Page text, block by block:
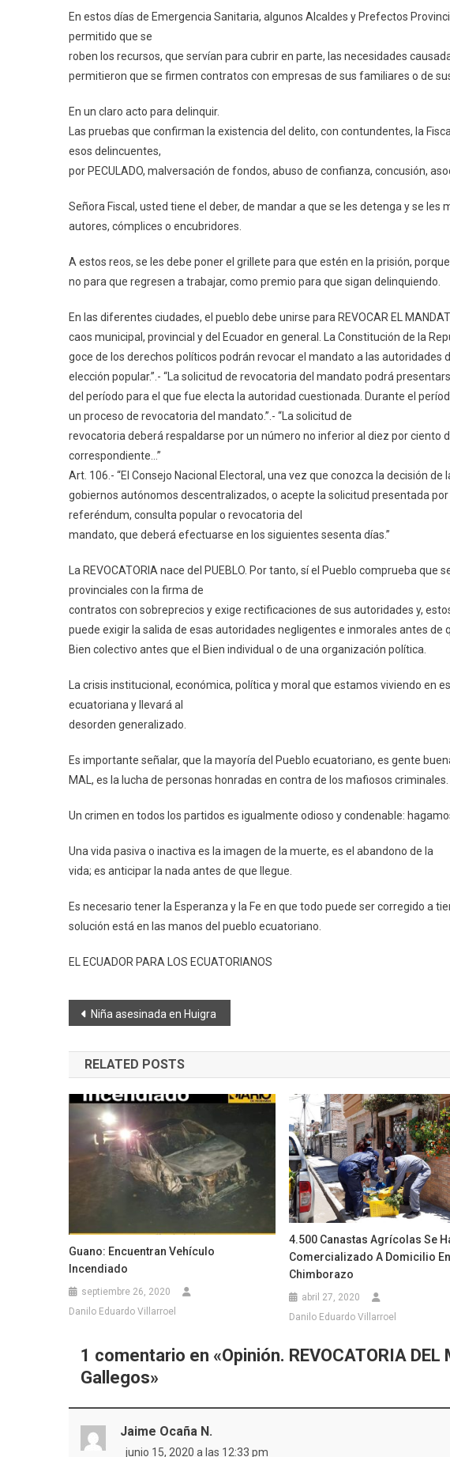
En estos días de Emergencia Sanitaria, algunos Alcaldes y Prefectos
permitido que se
roben los recursos, que servían para cubrir en parte, las necesidades
permitieron que se firmen contratos con empresas de sus familiares o de
En un claro acto para delinquir.
Las pruebas que confirman la existencia del delito, con contundentes, la
esos delincuentes,
por PECULADO, malversación de fondos, abuso de confianza, concusión,
Señora Fiscal, usted tiene el deber, de mandar a que se les detenga y se les
autores, cómplices o encubridores.
A estos reos, se les debe poner el grillete para que estén en la prisión,
no para que regresen a trabajar, como premio para que sigan delinquiendo.
En las diferentes ciudades, el pueblo debe unirse para REVOCAR EL
caos municipal, provincial y del Ecuador en general. La Constitución de la
goce de los derechos políticos podrán revocar el mandato a las autoridades
elección popular.”.- “La solicitud de revocatoria del mandato podrá
del período para el que fue electa la autoridad cuestionada. Durante el
un proceso de revocatoria del mandato.”.- “La solicitud de
revocatoria deberá respaldarse por un número no inferior al diez por ciento
correspondiente…”
Art. 106.- “El Consejo Nacional Electoral, una vez que conozca la decisión
gobiernos autónomos descentralizados, o acepte la solicitud presentada
referéndum, consulta popular o revocatoria del
mandato, que deberá efectuarse en los siguientes sesenta días.”
La REVOCATORIA nace del PUEBLO. Por tanto, sí el Pueblo comprueba
provinciales con la firma de
contratos con sobreprecios y exige rectificaciones de sus autoridades y,
puede exigir la salida de esas autoridades negligentes e inmorales antes de
Bien colectivo antes que el Bien individual o de una organización política.
La crisis institucional, económica, política y moral que estamos viviendo en
ecuatoriana y llevará al
desorden generalizado.
Es importante señalar, que la mayoría del Pueblo ecuatoriano, es gente
MAL, es la lucha de personas honradas en contra de los mafiosos criminales.
Un crimen en todos los partidos es igualmente odioso y condenable:
Una vida pasiva o inactiva es la imagen de la muerte, es el abandono de la
vida; es anticipar la nada antes de que llegue.
Es necesario tener la Esperanza y la Fe en que todo puede ser corregido a
solución está en las manos del pueblo ecuatoriano.
EL ECUADOR PARA LOS ECUATORIANOS
Navegación
de
entradas
Niña asesinada en Huigra
RELATED POSTS
Guano: Encuentran Vehículo
Incendiado
septiembre 26, 2020
Danilo Eduardo Villarroel
4.500 Canastas Agrícolas Se
Comercializado A Domicilio En
Chimborazo
abril 27, 2020
Danilo Eduardo Villarroel
1 comentario en «Opinión. REVOCATORIA
Gallegos»
Jaime Ocaña N.
junio 15, 2020 a las 12:33 pm